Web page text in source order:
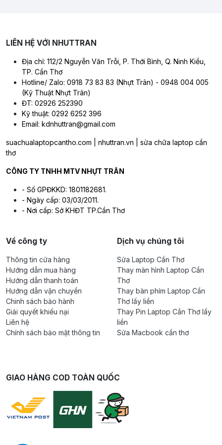
LIÊN HỆ VỚI NHUTTRAN
Địa chỉ: 112/2 Nguyễn Văn Trỗi, P. Thới Bình, Q. Ninh Kiều,
TP. Cần Thơ
Hotline/ Zalo: 0918 73 83 83 (Nhựt Trân) - 0948 004 005
(Kỹ Thuật Nhựt Trân)
ĐT: 02926 252390
Kỹ thuật: 0292 6252 396
Email: kdnhuttran@gmail.com
suachualaptopcantho.com | nhuttran.vn | sửa chữa laptop cần
thơ
CÔNG TY TNHH MTV NHỰT TRÂN
- Số GPĐKKD: 1801182681.
- Ngày cấp: 03/03/2011.
- Nơi cấp: Sở KHĐT TP.Cần Thơ
Về công ty
Thông tin cửa hàng
Hướng dẫn mua hàng
Hướng dẫn thanh toán
Hướng dẫn vận chuyển
Chinh sách bảo hành
Giải quyết khiếu nại
Liên hệ
Chính sách bảo mật thông tin
Dịch vụ chúng tôi
Sửa Laptop Cần Thơ
Thay màn hình Laptop Cần
Thơ
Thay bàn phím Laptop Cần
Thơ lấy liền
Thay Pin Laptop Cần Thơ lấy
liền
Sửa Macbook cần thơ
GIAO HÀNG COD TOÀN QUỐC